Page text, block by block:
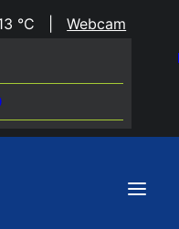
°C |Webcam